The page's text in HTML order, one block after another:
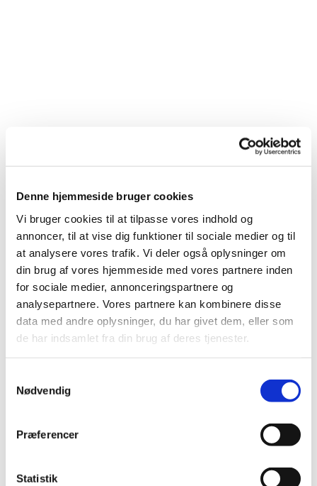
Denne hjemmeside bruger cookies
Vi bruger cookies til at tilpasse vores indhold og
annoncer, til at vise dig funktioner til sociale medier og til
at analysere vores trafik. Vi deler også oplysninger om
din brug af vores hjemmeside med vores partnere inden
for sociale medier, annonceringspartnere og
analysepartnere. Vores partnere kan kombinere disse
data med andre oplysninger, du har givet dem, eller som
de har indsamlet fra din brug af deres tjenester.
Nødvendig
Præferencer
Statistik
Du vil måske også kunne
lide...